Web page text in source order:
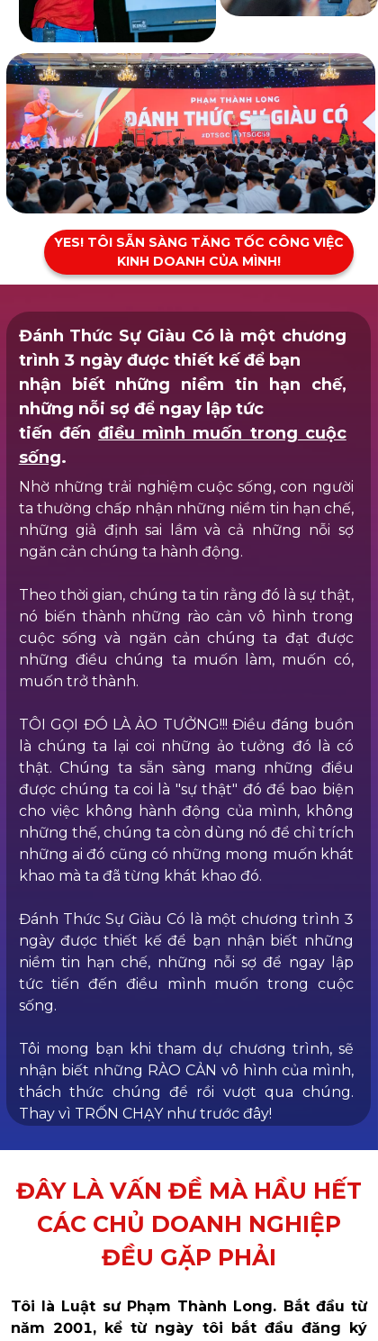
YES! TÔI SẴN SÀNG TĂNG TỐC CÔNG VIỆC
KINH DOANH CỦA MÌNH!
Đánh Thức Sự Giàu Có là một chương
trình 3 ngày được thiết kế để bạn
nhận biết những niềm tin hạn chế,
những nỗi sợ để ngay lập tức
tiến đếnđiều mình muốn trong cuộc
sống.
Nhờ những trải nghiệm cuộc sống, con người
ta thường chấp nhận những niềm tin hạn chế,
những giả định sai lầm và cả những nỗi sợ
ngăn cản chúng ta hành động.
Theo thời gian, chúng ta tin rằng đó là sự thật,
nó biến thành những rào cản vô hình trong
cuộc sống và ngăn cản chúng ta đạt được
những điều chúng ta muốn làm, muốn có,
muốn trở thành.
TÔI GỌI ĐÓ LÀ ẢO TƯỞNG!!! Điều đáng buồn
là chúng ta lại coi những ảo tưởng đó là có
thật. Chúng ta sẵn sàng mang những điều
được chúng ta coi là "sự thật" đó để bao biện
cho việc không hành động của mình, không
những thế, chúng ta còn dùng nó để chỉ trích
những ai đó cũng có những mong muốn khát
khao mà ta đã từng khát khao đó.
Đánh Thức Sự Giàu Có là một chương trình 3
ngày được thiết kế để bạn nhận biết những
niềm tin hạn chế, những nỗi sợ để ngay lập
tức tiến đến điều mình muốn trong cuộc
sống.
Tôi mong bạn khi tham dự chương trình, sẽ
nhận biết những RÀO CẢN vô hình của mình,
thách thức chúng để rồi vượt qua chúng.
Thay vì TRỐN CHẠY như trước đây!
ĐÂY LÀ VẤN ĐỀ MÀ HẦU HẾT
CÁC CHỦ DOANH NGHIỆP
ĐỀU GẶP PHẢI
Tôi là Luật sư Phạm Thành Long. Bắt đầu từ
năm 2001, kể từ ngày tôi bắt đầu đăng ký